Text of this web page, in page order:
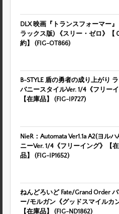
DLX 映画『トランスフォーマー
ラックス版) 《スリー・ゼロ》【
約】 (FIG-OT866)
B-STYLE 盾の勇者の成り上がり
バニースタイルVer. 1/4《フリーイ
【在庫品】 (FIG-IP727)
NieR：Automata Ver1.1a A2(ヨル
ニーVer. 1/4《フリーイング》【
品】 (FIG-IP1652)
ねんどろいど Fate/Grand Order
ー/モルガン《グッドスマイルカ
【在庫品】 (FIG-ND1862)